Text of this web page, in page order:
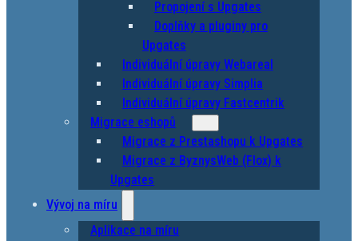
Propojení s Upgates
Doplňky a pluginy pro
Upgates
Individuální úpravy Webareal
Individuální úpravy Simplia
Individuální úpravy Fastcentrik
Migrace eshopů
Migrace z Prestashopu k Upgates
Migrace z ByznysWeb (Flox) k
Upgates
Vývoj na míru
Aplikace na míru